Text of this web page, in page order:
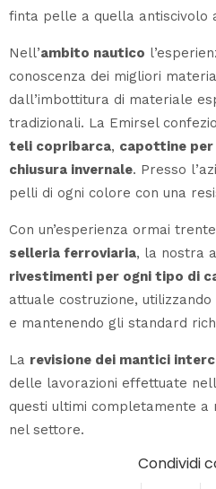
finta pelle a quella antiscivolo
Nell’ambito nautico
conoscenza dei migliori
dall’imbottitura di materiale
tradizionali. La Emirsel
teli copribarca, capottine
chiusura invernale. Presso
pelli di ogni colore con una
Con un’esperienza ormai
selleria ferroviaria, la nostra
rivestimenti per ogni tipo di
attuale costruzione,
e mantenendo gli standard
La revisione dei mantici
delle lavorazioni effettuate
questi ultimi completamente a
nel settore.
Condividi